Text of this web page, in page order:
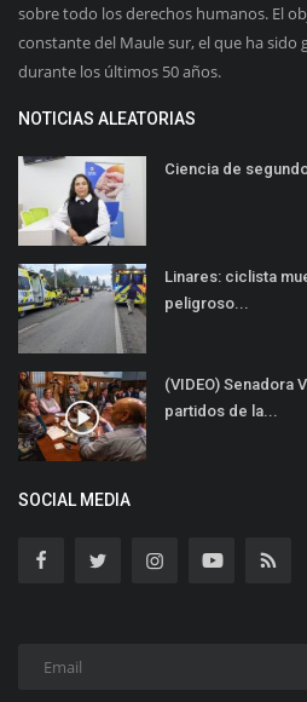
sobre todo los derechos humanos. El
constante del Maule sur, el que ha sido
durante los últimos 50 años.
NOTICIAS ALEATORIAS
Ciencia de
Linares: ciclista
peligroso...
(VIDEO) Senadora
partidos de la...
SOCIAL MEDIA